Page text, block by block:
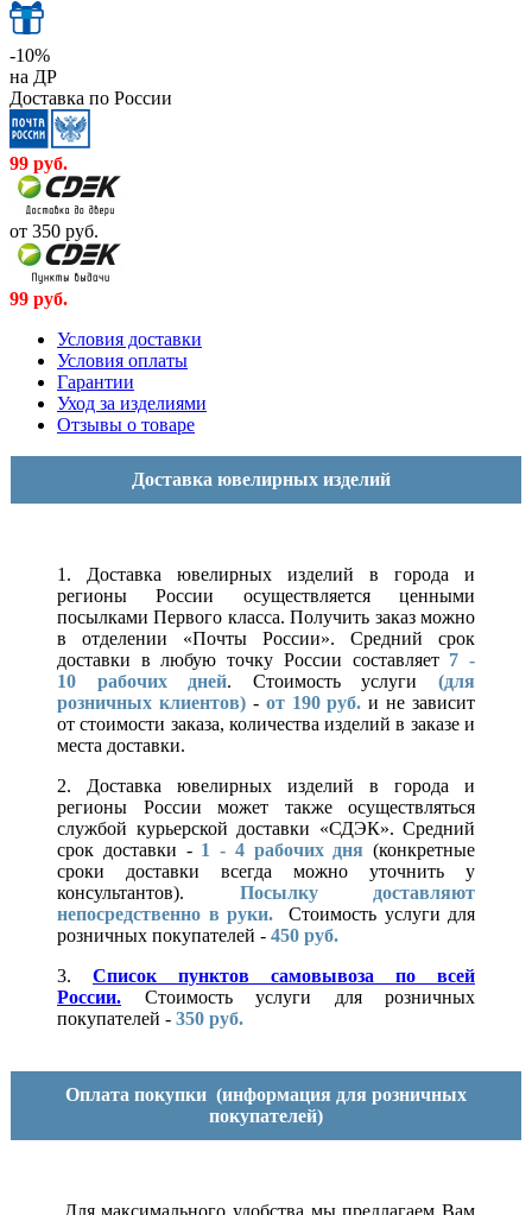
-10%
на ДР
Доставка по России
99 руб.
от 350 руб.
99 руб.
Условия доставки
Условия оплаты
Гарантии
Уход за изделиями
Отзывы о товаре
Доставка ювелирных изделий
1. Доставка ювелирных изделий в города и
регионы России осуществляется ценными
посылками Первого класса. Получить заказ можно
в отделении «Почты России». Средний срок
доставки в любую точку России составляет 7 -
10 рабочих дней. Стоимость услуги(для
розничных клиентов)- от 190 руб. и не зависит
от стоимости заказа, количества изделий в заказе и
места доставки.
2. Доставка ювелирных изделий в города и
регионы России может также осуществляться
службой курьерской доставки «СДЭК». Средний
срок доставки - 1 - 4 рабочих дня (конкретные
сроки доставки всегда можно уточнить у
консультантов). Посылку доставляют
непосредственно в руки.
Стоимость услуги для
розничных покупателей - 450 руб.
3. Список пунктов самовывоза по всей
России.
Стоимость услуги для розничных
покупателей - 350 руб.
Оплата покупки (информация для розничных
покупателей)
Для максимального удобства мы предлагаем Вам